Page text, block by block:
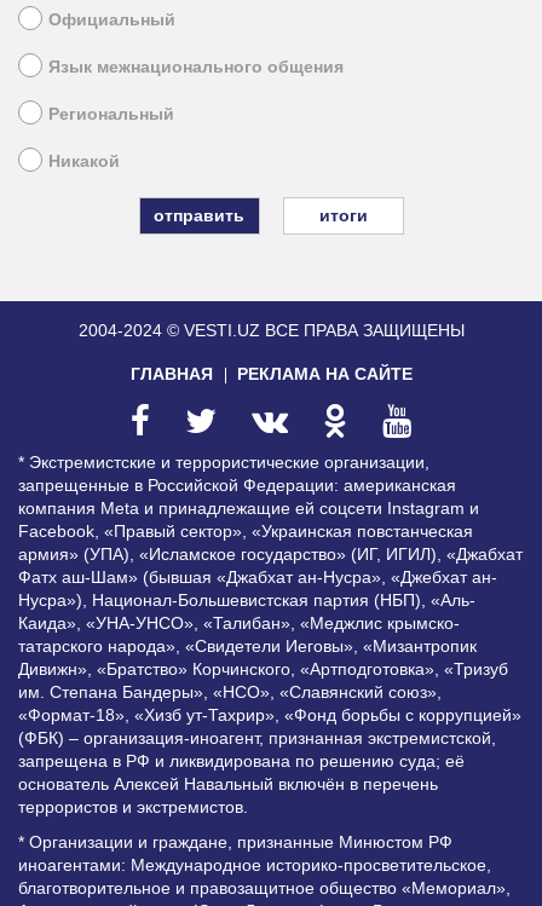
Официальный
Язык межнационального общения
Региональный
Никакой
итоги
2004-2024 © VESTI.UZ ВСЕ ПРАВА ЗАЩИЩЕНЫ
ГЛАВНАЯ РЕКЛАМА НА САЙТЕ
* Экстремистские и террористические организации,
запрещенные в Российской Федерации: американская
компания Meta и принадлежащие ей соцсети Instagram и
Facebook, «Правый сектор», «Украинская повстанческая
армия» (УПА), «Исламское государство» (ИГ, ИГИЛ), «Джабхат
Фатх аш-Шам» (бывшая «Джабхат ан-Нусра», «Джебхат ан-
Нусра»), Национал-Большевистская партия (НБП), «Аль-
Каида», «УНА-УНСО», «Талибан», «Меджлис крымско-
татарского народа», «Свидетели Иеговы», «Мизантропик
Дивижн», «Братство» Корчинского, «Артподготовка», «Тризуб
им. Степана Бандеры», «НСО», «Славянский союз»,
«Формат-18», «Хизб ут-Тахрир», «Фонд борьбы с коррупцией»
(ФБК) – организация-иноагент, признанная экстремистской,
запрещена в РФ и ликвидирована по решению суда; её
основатель Алексей Навальный включён в перечень
террористов и экстремистов.
* Организации и граждане, признанные Минюстом РФ
иноагентами: Международное историко-просветительское,
благотворительное и правозащитное общество «Мемориал»,